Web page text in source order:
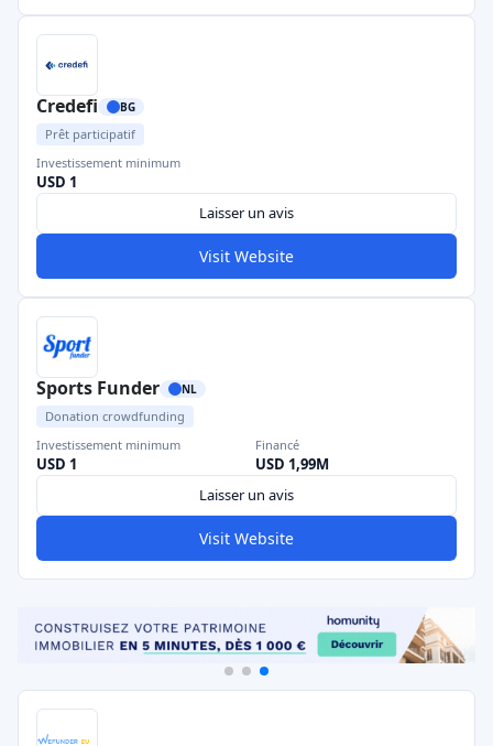
Credefi BG
Prêt participatif
Investissement minimum
USD 1
Laisser un avis
Visit Website
Sports Funder NL
Donation crowdfunding
Investissement minimum
USD 1
Financé
USD 1,99M
Laisser un avis
Visit Website